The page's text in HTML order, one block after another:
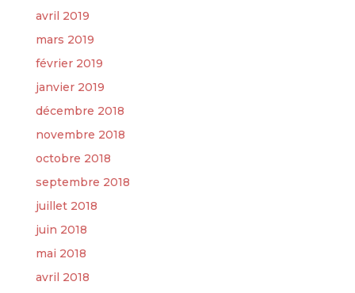
avril 2019
mars 2019
février 2019
janvier 2019
décembre 2018
novembre 2018
octobre 2018
septembre 2018
juillet 2018
juin 2018
mai 2018
avril 2018